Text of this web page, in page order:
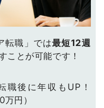
転職」では最短12週
ことが可能です！
職後に年収もUP！
円）